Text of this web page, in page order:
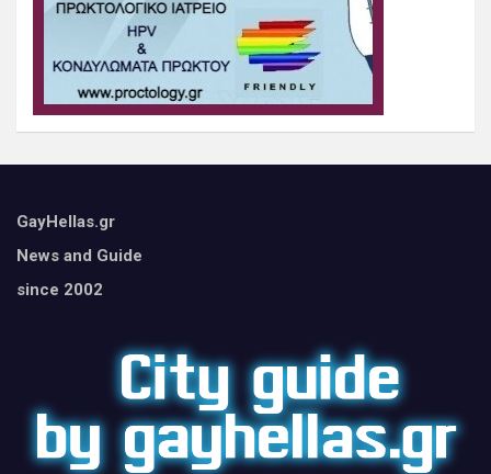
GayHellas.gr
News and Guide
since 2002